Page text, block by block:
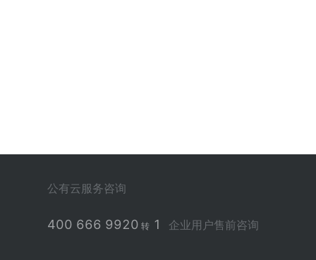
公有云服务咨询
400 666 9920 转1 企业用户售前咨询